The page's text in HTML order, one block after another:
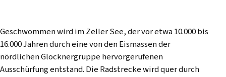
Geschwommen wird im Zeller See, der vor etwa 10.000 bis
16.000 Jahren durch eine von den Eismassen der
nördlichen Glocknergruppe hervorgerufenen
Ausschürfung entstand. Die Radstrecke wird quer durch